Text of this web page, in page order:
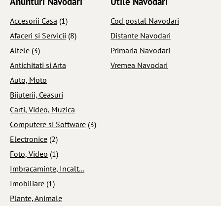
Accesorii Casa (1)
Afaceri si Servicii (8)
Altele (3)
Antichitati si Arta
Auto, Moto
Bijuterii, Ceasuri
Carti, Video, Muzica
Computere si Software (3)
Electronice (2)
Foto, Video (1)
Imbracaminte, Incalt...
Imobiliare (1)
Plante, Animale
Cod postal Navodari
Distante Navodari
Primaria Navodari
Vremea Navodari